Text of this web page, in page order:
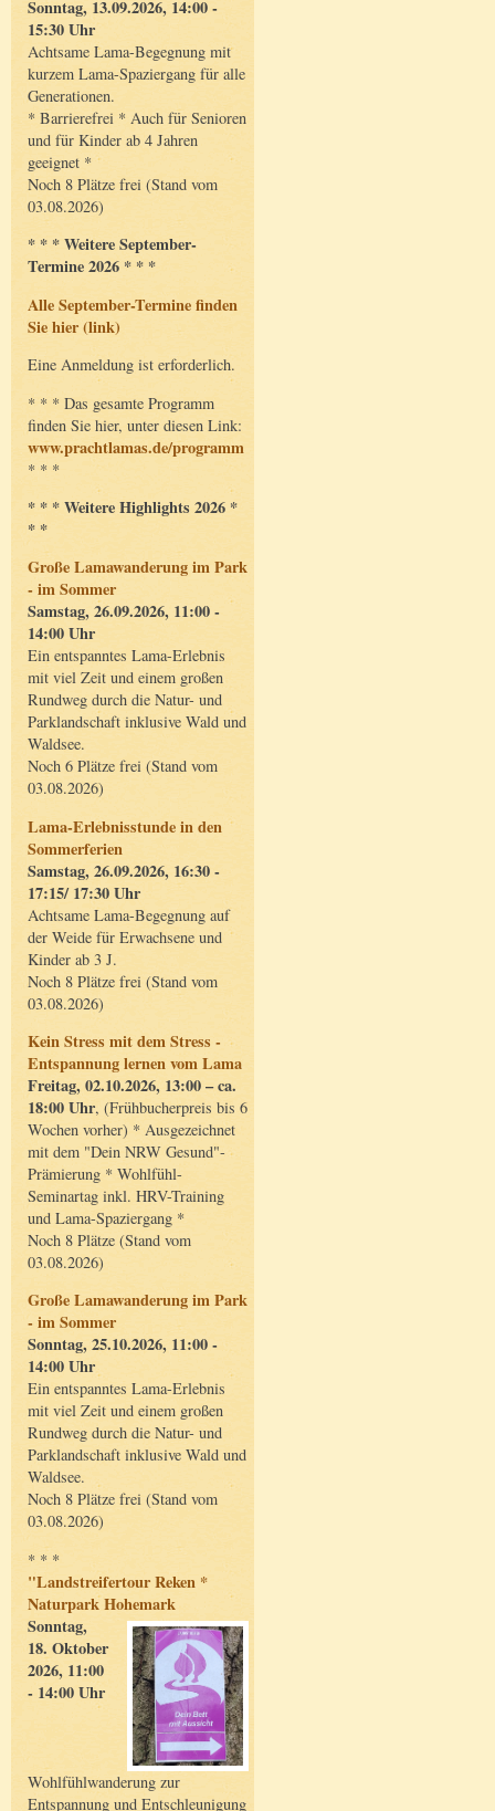
Sonntag, 13.09.2026, 14:00 -
15:30 Uhr
Achtsame Lama-Begegnung mit
kurzem Lama-Spaziergang für alle
Generationen.
* Barrierefrei * Auch für Senioren
und für Kinder ab 4 Jahren
geeignet *
Noch 8 Plätze frei (Stand vom
03.08.2026)
* * * Weitere September-
Termine 2026 * * *
Alle September-Termine finden
Sie hier (link)
Eine Anmeldung ist erforderlich.
* * * Das gesamte Programm
finden Sie hier, unter diesen Link:
www.prachtlamas.de/programm
* * *
* * * Weitere Highlights 2026 *
* *
Große Lamawanderung im Park
- im Sommer
Samstag, 26.09.2026, 11:00 -
14:00 Uhr
Ein entspanntes Lama-Erlebnis
mit viel Zeit und einem großen
Rundweg durch die Natur- und
Parklandschaft inklusive Wald und
Waldsee.
Noch 6 Plätze frei (Stand vom
03.08.2026)
Lama-Erlebnisstunde in den
Sommerferien
Samstag, 26.09.2026, 16:30 -
17:15/ 17:30 Uhr
Achtsame Lama-Begegnung auf
der Weide für Erwachsene und
Kinder ab 3 J.
Noch 8 Plätze frei (Stand vom
03.08.2026)
Kein Stress mit dem Stress -
Entspannung lernen vom Lama
Freitag, 02.10.2026, 13:00 – ca.
18:00 Uhr, (Frühbucherpreis bis 6
Wochen vorher) * Ausgezeichnet
mit dem "Dein NRW Gesund"-
Prämierung * Wohlfühl-
Seminartag inkl. HRV-Training
und Lama-Spaziergang *
Noch 8 Plätze (Stand vom
03.08.2026)
Große Lamawanderung im Park
- im Sommer
Sonntag, 25.10.2026, 11:00 -
14:00 Uhr
Ein entspanntes Lama-Erlebnis
mit viel Zeit und einem großen
Rundweg durch die Natur- und
Parklandschaft inklusive Wald und
Waldsee.
Noch 8 Plätze frei (Stand vom
03.08.2026)
* * *
"Landstreifertour Reken *
Naturpark Hohemark
Sonntag,
18. Oktober
2026, 11:00
- 14:00 Uhr
Wohlfühlwanderung zur
Entspannung und Entschleunigung